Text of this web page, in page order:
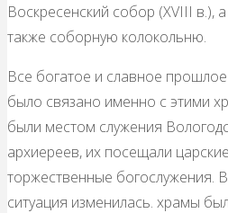
Воскресенский собор (XVIII в.), а
также соборную колокольню.
Все богатое и славное
было связано именно с этими
были местом служения
архиереев, их посещали
торжественные богослужения.
ситуация изменилась. храмы